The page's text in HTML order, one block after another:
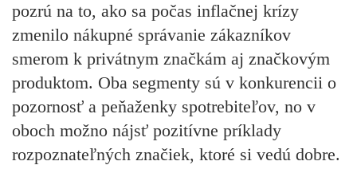
pozrú na to, ako sa počas inflačnej krízy
zmenilo nákupné správanie zákazníkov
smerom k privátnym značkám aj značkovým
produktom. Oba segmenty sú v konkurencii o
pozornosť a peňaženky spotrebiteľov, no v
oboch možno nájsť pozitívne príklady
rozpoznateľných značiek, ktoré si vedú dobre.